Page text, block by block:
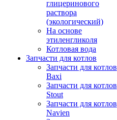
глицеринового
раствора
(экологический)
На основе
этиленгликоля
Котловая вода
Запчасти для котлов
Запчасти для котлов
Baxi
Запчасти для котлов
Stout
Запчасти для котлов
Navien